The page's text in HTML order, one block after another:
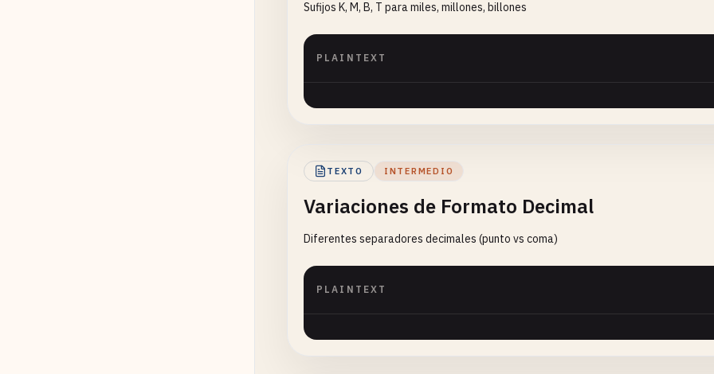
Sufijos K, M, B, T para miles, millones, billones
PLAINTEXT
TEXTO INTERMEDIO
Variaciones de Formato Decimal
Diferentes separadores decimales (punto vs coma)
PLAINTEXT